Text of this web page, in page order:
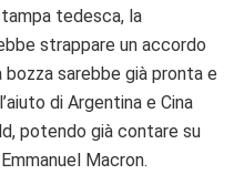
tedesca, la
strappare un accordo
bozza sarebbe già pronta e
di Argentina e Cina
potendo già contare su
Macron.